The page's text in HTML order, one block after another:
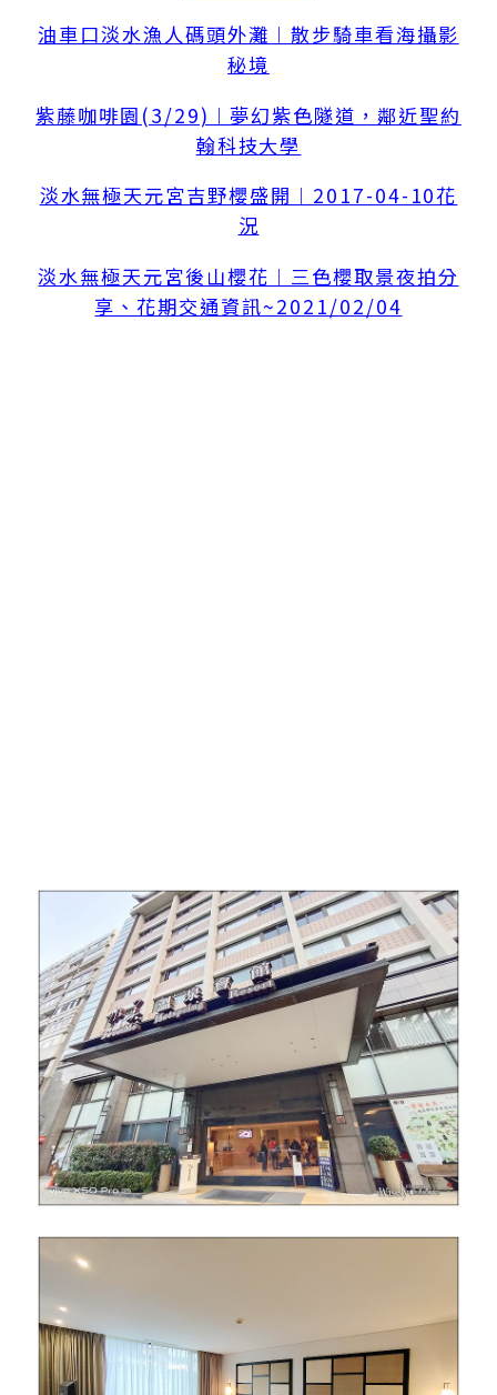
油車口淡水漁人碼頭外灘︱散步騎車看海攝影
秘境
紫藤咖啡園(3/29)︱夢幻紫色隧道，鄰近聖約
翰科技大學
淡水無極天元宮吉野櫻盛開︱2017-04-10花
況
淡水無極天元宮後山櫻花︱三色櫻取景夜拍分
享、花期交通資訊~2021/02/04